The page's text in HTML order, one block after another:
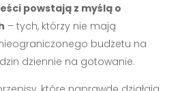
powstają z myślą o
– tych, którzy nie mają
budżetu na
dziennie na gotowanie.